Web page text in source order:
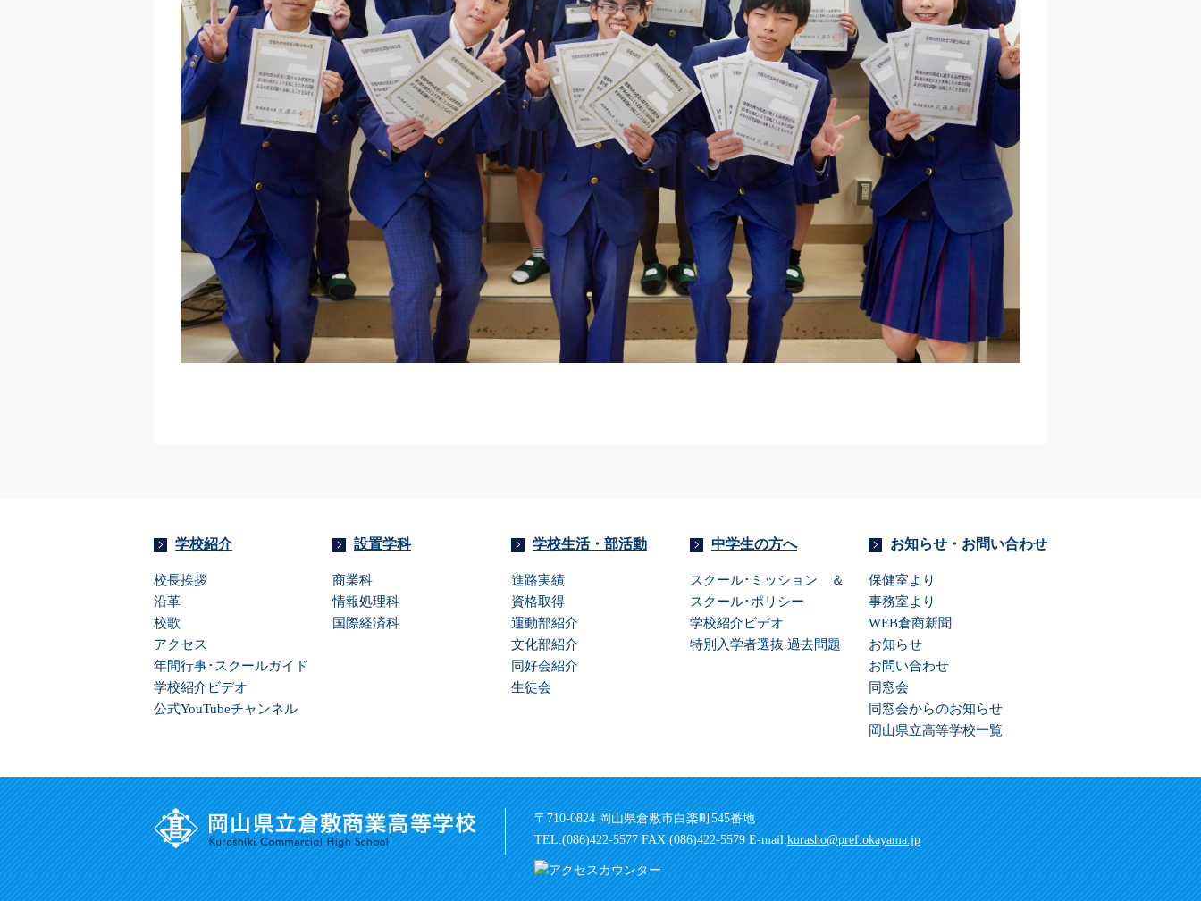
学校紹介
校長挨拶
沿革
校歌
アクセス
年間行事･スクールガイド
学校紹介ビデオ
公式YouTubeチャンネル
設置学科
商業科
情報処理科
国際経済科
学校生活・部活動
進路実績
資格取得
運動部紹介
文化部紹介
同好会紹介
生徒会
中学生の方へ
スクール･ミッション ＆
スクール･ポリシー
学校紹介ビデオ
特別入学者選抜 過去問題
お知らせ・お問い合わせ
保健室より
事務室より
WEB倉商新聞
お知らせ
お問い合わせ
同窓会
同窓会からのお知らせ
岡山県立高等学校一覧
〒710-0824 岡山県倉敷市白楽町545番地
TEL:(086)422-5577 FAX:(086)422-5579E-mail:kurasho@pref.okayama.jp